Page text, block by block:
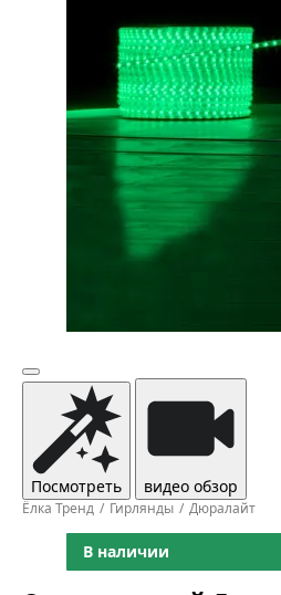
Посмотреть видео обзор
Ёлка Тренд Гирлянды Дюралайт
В наличии